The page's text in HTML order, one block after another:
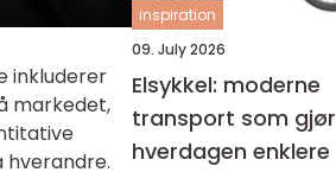
inkluderer
markedet,
hverandre.
inspiration
09. July 2026
Elsykkel: moderne
transport som gjør
hverdagen enklere